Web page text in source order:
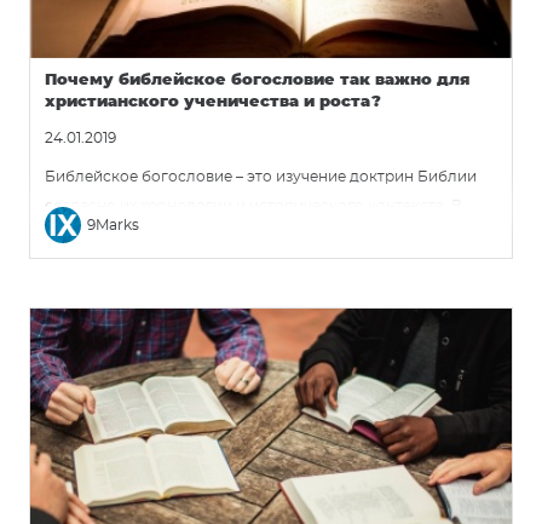
Почему библейское богословие так важно для
христианского ученичества и роста?
24.01.2019
Библейское богословие – это изучение доктрин Библии
согласно их хронологии и исторического контекста. В
отличие от систематического богословия, которое делит
доктрины по конкретным темам, библейское богословие
истории. Библейское богословие учит христианина
понимать его или ее историю в свете Божьей истории.
Когда христианин понимает, что Бог суверенен над всей
[…]
9Marks